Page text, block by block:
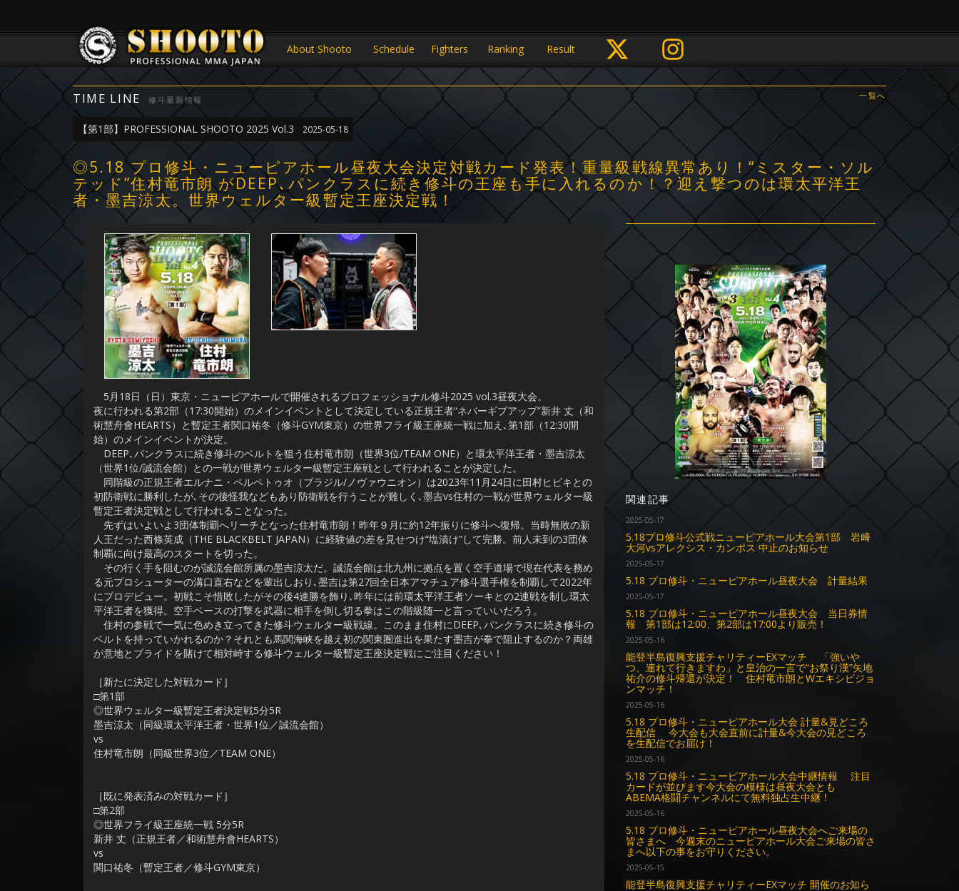
About Shooto Schedule Fighters Ranking Result
TIME LINE 修斗最新情報 一覧へ
【第1部】PROFESSIONAL SHOOTO 2025 Vol.3 2025-05-18
◎5.18 プロ修斗・ニューピアホール昼夜大会決定対戦カード発表！重量級戦線異常あり！“ミスター・ソル
テッド”住村竜市朗 がDEEP､パンクラスに続き修斗の王座も手に入れるのか！？迎え撃つのは環太平洋王
者・墨吉涼太。世界ウェルター級暫定王座決定戦！
5月18日（日）東京・ニューピアホールで開催されるプロフェッショナル修斗2025 vol.3昼夜大会。
夜に行われる第2部（17:30開始）のメインイベントとして決定している正規王者“ネバーギブアップ”新井 丈（和
術慧舟會HEARTS）と暫定王者関口祐冬（修斗GYM東京）の世界フライ級王座統一戦に加え､第1部（12:30開
始）のメインイベントが決定。
DEEP､パンクラスに続き修斗のベルトを狙う住村竜市朗（世界3位/TEAM ONE）と環太平洋王者・墨吉涼太
（世界1位/誠流会館）との一戦が世界ウェルター級暫定王座戦として行われることが決定した。
同階級の正規王者エルナニ・ペルペトゥオ（ブラジル/ノヴァウニオン）は2023年11月24日に田村ヒビキとの
初防衛戦に勝利したが､その後怪我などもあり防衛戦を行うことが難しく､墨吉vs住村の一戦が世界ウェルター級
暫定王者決定戦として行われることなった。
先ずはいよいよ3団体制覇へリーチとなった住村竜市朗！昨年９月に約12年振りに修斗へ復帰。当時無敗の新
人王だった西條英成（THE BLACKBELT JAPAN）に経験値の差を見せつけ“塩漬け”して完勝。前人未到の3団体
制覇に向け最高のスタートを切った。
その行く手を阻むのが誠流会館所属の墨吉涼太だ。誠流会館は北九州に拠点を置く空手道場で現在代表を務め
る元プロシューターの溝口直右などを輩出しおり､墨吉は第27回全日本アマチュア修斗選手権を制覇して2022年
にプロデビュー。初戦こそ惜敗したがその後4連勝を飾り､昨年には前環太平洋王者ソーキとの2連戦を制し環太
平洋王者を獲得。空手ベースの打撃を武器に相手を倒し切る拳はこの階級随一と言っていいだろう。
住村の参戦で一気に色めき立ってきた修斗ウェルター級戦線。このまま住村にDEEP､パンクラスに続き修斗の
ベルトを持っていかれるのか？それとも馬関海峡を越え初の関東圏進出を果たす墨吉が拳で阻止するのか？両雄
が意地とプライドを賭けて相対峙する修斗ウェルター級暫定王座決定戦にご注目ください！
［新たに決定した対戦カード］
□第1部
◎世界ウェルター級暫定王者決定戦5分5R
墨吉涼太（同級環太平洋王者・世界1位／誠流会館）
vs
住村竜市朗（同級世界3位／TEAM ONE）
［既に発表済みの対戦カード］
□第2部
◎世界フライ級王座統一戦 5分5R
新井 丈（正規王者／和術慧舟會HEARTS）
vs
関口祐冬（暫定王者／修斗GYM東京）
関連記事
2025-05-17
5.18プロ修斗公式戦ニューピアホール大会第1部 岩﨑
大河vsアレクシス・カンポス 中止のお知らせ
2025-05-17
5.18 プロ修斗・ニューピアホール昼夜大会 計量結果
2025-05-17
5.18 プロ修斗・ニューピアホール昼夜大会 当日券情
報 第1部は12:00、第2部は17:00より販売！
2025-05-16
能登半島復興支援チャリティーEXマッチ 「強いや
つ、連れて行きますわ」と皇治の一言で“お祭り漢”矢地
祐介の修斗帰還が決定！ 住村竜市朗とWエキシビジョ
ンマッチ！
2025-05-16
5.18 プロ修斗・ニューピアホール大会 計量&見どころ
生配信 今大会も大会直前に計量&今大会の見どころ
を生配信でお届け！
2025-05-16
5.18 プロ修斗・ニューピアホール大会中継情報 注目
カードが並びます今大会の模様は昼夜大会とも
ABEMA格闘チャンネルにて無料独占生中継！
2025-05-16
5.18 プロ修斗・ニューピアホール昼夜大会へご来場の
皆さまへ 今週末のニューピアホール大会ご来場の皆さ
まへ以下の事をお守りください。
2025-05-15
能登半島復興支援チャリティーEXマッチ 開催のお知ら